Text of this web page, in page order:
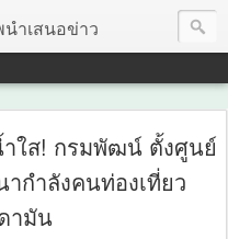
ำเสนอข่าว
ใส! กรมพัฒน์ ตั้งศูนย์
กำลังคนท่องเที่ยว
ามัน